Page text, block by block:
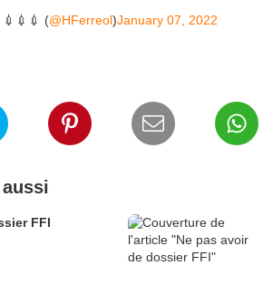
(@HFerreol)January 07, 2022
FFI